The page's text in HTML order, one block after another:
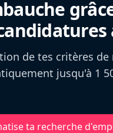
de tes critères
jusqu'à 1
ta recherche